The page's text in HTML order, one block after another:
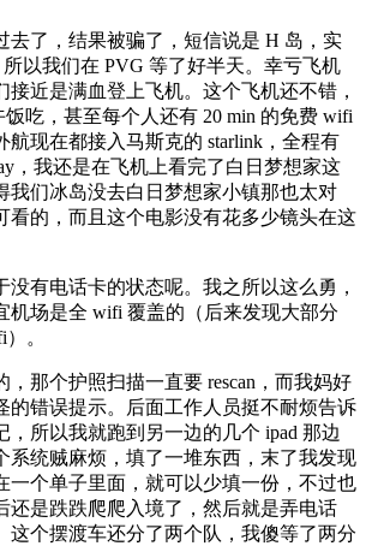
去了，结果被骗了，短信说是 H 岛，实
以我们在 PVG 等了好半天。幸亏飞机
接近是满血登上飞机。这个飞机还不错，
饭吃，甚至每个人还有 20 min 的免费 wifi
航现在都接入马斯克的 starlink，全程有
，我还是在飞机上看完了白日梦想家这
我们冰岛没去白日梦想家小镇那也太对
看的，而且这个电影没有花多少镜头在这
没有电话卡的状态呢。我之所以这么勇，
机场是全 wifi 覆盖的（后来发现大部分
。
，那个护照扫描一直要 rescan，而我妈好
的错误提示。后面工作人员挺不耐烦告诉
，所以我就跑到另一边的几个 ipad 那边
系统贼麻烦，填了一堆东西，末了我发现
一个单子里面，就可以少填一份，不过也
还是跌跌爬爬入境了，然后就是弄电话
这个摆渡车还分了两个队，我傻等了两分